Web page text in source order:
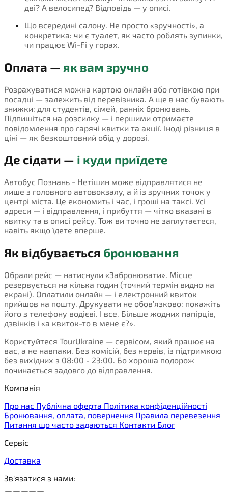
дві? А велосипед? Відповідь — у описі.
Що всередині салону. Не просто «зручності», а
конкретика: чи є туалет, як часто роблять зупинки,
чи працює Wi-Fi у горах.
Оплата — як вам зручно
Розрахуватися можна картою онлайн або готівкою при
посадці — залежить від перевізника. А ще в нас бувають
знижки: для студентів, сімей, ранніх бронювань.
Підпишіться на розсилку — і першими отримаєте
повідомлення про гарячі квитки та акції. Іноді різниця в
ціні — як безкоштовний обід у дорозі.
Де сідати — і куди приїдете
Автобус Познань - Нетішин може відправлятися не
лише з головного автовокзалу, а й із зручних точок у
центрі міста. Це економить і час, і гроші на таксі. Усі
адреси — і відправлення, і прибуття — чітко вказані в
квитку та в описі рейсу. Тож ви точно не заплутаєтеся,
навіть якщо їдете вперше.
Як відбувається бронювання
Обрали рейс — натиснули «Забронювати». Місце
резервується на кілька годин (точний термін видно на
екрані). Оплатили онлайн — і електронний квиток
прийшов на пошту. Друкувати не обов’язково: покажіть
його з телефону водієві. І все. Більше жодних папірців,
дзвінків і «а квиток-то в мене є?».
Користуйтеся TourUkraine — сервісом, який працює на
вас, а не навпаки. Без комісій, без нервів, із підтримкою
без вихідних з 08:00 - 23:00. Бо хороша подорож
починається задовго до відправлення.
Компанія
Про нас Публічна оферта Політика конфіденційності
Бронювання, оплата, повернення Правила перевезення
Питання що часто задаються Контакти Блог
Сервіс
Доставка
Зв'язатися з нами: